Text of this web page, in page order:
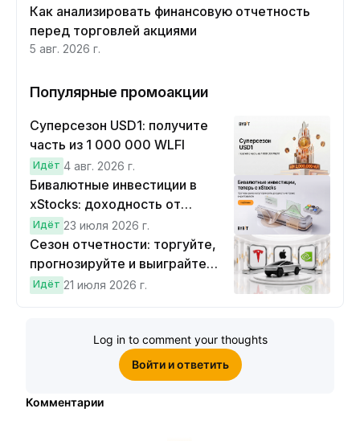
Как анализировать финансовую отчетность
перед торговлей акциями
5 авг. 2026 г.
Популярные промоакции
Суперсезон USD1: получите
часть из 1 000 000 WLFI
Идёт 4 авг. 2026 г.
Бивалютные инвестиции в
xStocks: доходность от
прогнозов
Идёт 23 июля 2026 г.
Сезон отчетности: торгуйте,
прогнозируйте и выиграйте
Cybertruck!
Идёт 21 июля 2026 г.
Log in to comment your thoughts
Войти и ответить
Комментарии